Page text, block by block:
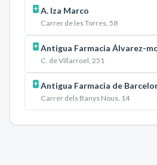
A. Iza Marco
Carrer de les Torres, 58
Antigua Farmacia Álvarez-
C. de Villarroel, 251
Antigua Farmacia de
Carrer dels Banys Nous, 14